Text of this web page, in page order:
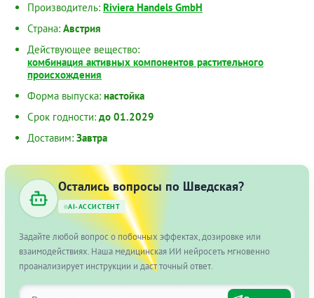
Производитель: Riviera Handels GmbH
Страна: Австрия
Действующее вещество:
комбинация активных компонентов растительного
происхождения
Форма выпуска: настойка
Срок годности: до 01.2029
Доставим: Завтра
Остались вопросы по Шведская?
AI-АССИСТЕНТ
Задайте любой вопрос о побочных эффектах, дозировке или
взаимодействиях. Наша медицинская ИИ нейросеть мгновенно
проанализирует инструкции и даст точный ответ.